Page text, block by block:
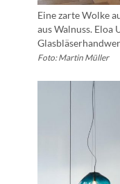
Eine zarte Wolke
aus Walnuss. Eloa
Foto: Martin Müller